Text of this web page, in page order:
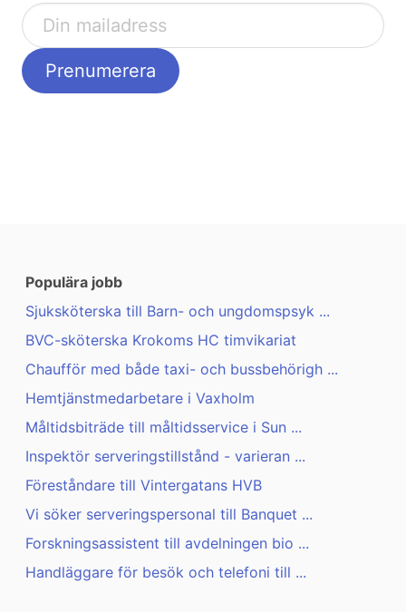
Populära jobb
Sjuksköterska till Barn- och ungdomspsyk ...
BVC-sköterska Krokoms HC timvikariat
Chaufför med både taxi- och bussbehörigh ...
Hemtjänstmedarbetare i Vaxholm
Måltidsbiträde till måltidsservice i Sun ...
Inspektör serveringstillstånd - varieran ...
Föreståndare till Vintergatans HVB
Vi söker serveringspersonal till Banquet ...
Forskningsassistent till avdelningen bio ...
Handläggare för besök och telefoni till ...